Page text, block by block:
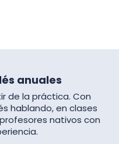
anuales
de la práctica. Con
hablando, en clases
nativos con